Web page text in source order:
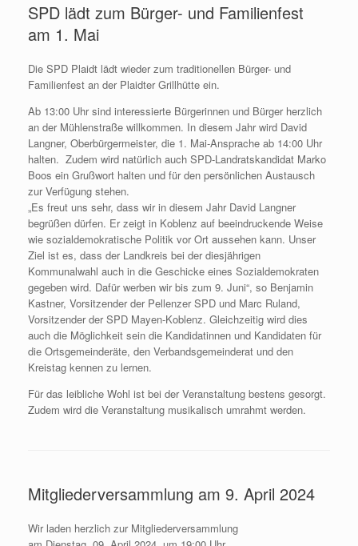
SPD lädt zum Bürger- und Familienfest
am 1. Mai
Die SPD Plaidt lädt wieder zum traditionellen Bürger- und
Familienfest an der Plaidter Grillhütte ein.
Ab 13:00 Uhr sind interessierte Bürgerinnen und Bürger herzlich
an der Mühlenstraße willkommen. In diesem Jahr wird David
Langner, Oberbürgermeister, die 1. Mai-Ansprache ab 14:00 Uhr
halten. Zudem wird natürlich auch SPD-Landratskandidat Marko
Boos ein Grußwort halten und für den persönlichen Austausch
zur Verfügung stehen.
„Es freut uns sehr, dass wir in diesem Jahr David Langner
begrüßen dürfen. Er zeigt in Koblenz auf beeindruckende Weise
wie sozialdemokratische Politik vor Ort aussehen kann. Unser
Ziel ist es, dass der Landkreis bei der diesjährigen
Kommunalwahl auch in die Geschicke eines Sozialdemokraten
gegeben wird. Dafür werben wir bis zum 9. Juni“, so Benjamin
Kastner, Vorsitzender der Pellenzer SPD und Marc Ruland,
Vorsitzender der SPD Mayen-Koblenz. Gleichzeitig wird dies
auch die Möglichkeit sein die Kandidatinnen und Kandidaten für
die Ortsgemeinderäte, den Verbandsgemeinderat und den
Kreistag kennen zu lernen.
Für das leibliche Wohl ist bei der Veranstaltung bestens gesorgt.
Zudem wird die Veranstaltung musikalisch umrahmt werden.
Mitgliederversammlung am 9. April 2024
Wir laden herzlich zur Mitgliederversammlung